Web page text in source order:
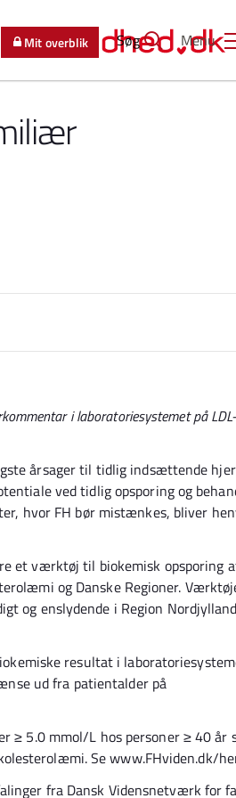
Menu
Søg
Mit overblik
i laboratoriesystemet på
årsager til tidlig indsættende
ved tidlig opsporing og
hvor FH bør mistænkes, bliver
et værktøj til biokemisk opsporing
og Danske Regioner.
og enslydende i Region
resultat i
ud fra patientalder på
≥ 5.0 mmol/L hos personer ≥ 40 år
Se www.FHviden.dk/
fra Dansk Vidensnetværk for